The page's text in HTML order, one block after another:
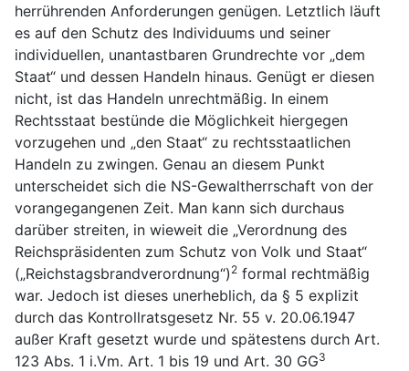
herrührenden Anforderungen genügen. Letztlich läuft
es auf den Schutz des Individuums und seiner
individuellen, unantastbaren Grundrechte vor „dem
Staat“ und dessen Handeln hinaus. Genügt er diesen
nicht, ist das Handeln unrechtmäßig. In einem
Rechtsstaat bestünde die Möglichkeit hiergegen
vorzugehen und „den Staat“ zu rechtsstaatlichen
Handeln zu zwingen. Genau an diesem Punkt
unterscheidet sich die NS-Gewaltherrschaft von der
vorangegangenen Zeit. Man kann sich durchaus
darüber streiten, in wieweit die „Verordnung des
Reichspräsidenten zum Schutz von Volk und Staat“
(„Reichstagsbrandverordnung“) 2 formal rechtmäßig
war. Jedoch ist dieses unerheblich, da § 5 explizit
durch das Kontrollratsgesetz Nr. 55 v. 20.06.1947
außer Kraft gesetzt wurde und spätestens durch Art.
123 Abs. 1 i.Vm. Art. 1 bis 19 und Art. 30 GG3